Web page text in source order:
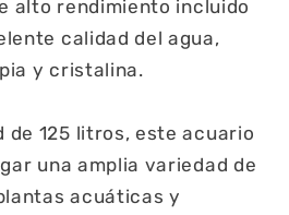
alto rendimiento incluido
calidad del agua,
y cristalina.
de 125 litros, este acuario
una amplia variedad de
acuáticas y